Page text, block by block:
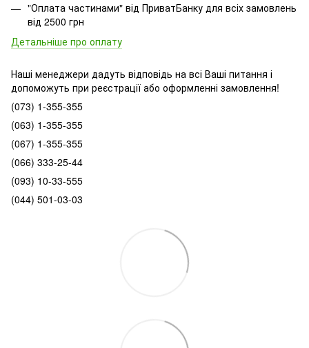
"Оплата частинами" від ПриватБанку для всіх замовлень
від 2500 грн
Детальніше про оплату
Наші менеджери дадуть відповідь на всі Ваші питання і
допоможуть при реєстрації або оформленні замовлення!
(073) 1-355-355
(063) 1-355-355
(067) 1-355-355
(066) 333-25-44
(093) 10-33-555
(044) 501-03-03